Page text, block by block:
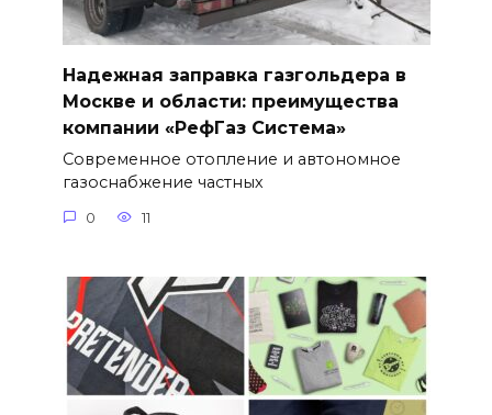
Надежная заправка газгольдера в
Москве и области: преимущества
компании «РефГаз Система»
Современное отопление и автономное
газоснабжение частных
0 11